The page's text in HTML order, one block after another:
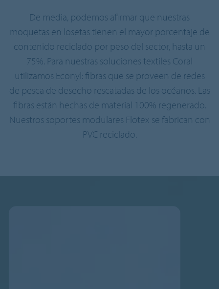
De media, podemos afirmar que nuestras
moquetas en losetas tienen el mayor porcentaje de
contenido reciclado por peso del sector, hasta un
75%. Para nuestras soluciones textiles Coral
utilizamos Econyl: fibras que se proveen de redes
de pesca de desecho rescatadas de los océanos. Las
fibras están hechas de material 100% regenerado.
Nuestros soportes modulares Flotex se fabrican con
PVC reciclado.